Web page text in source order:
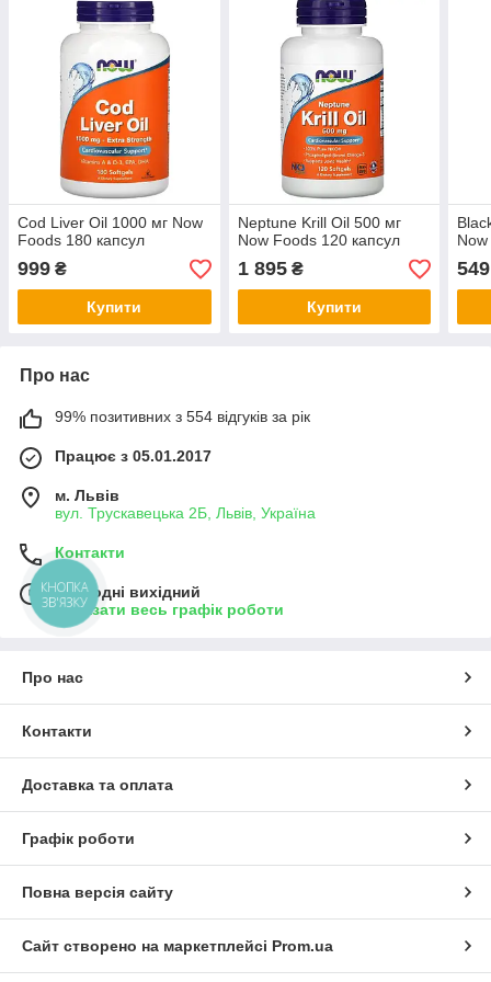
Cod Liver Oil 1000 мг Now
Foods 180 капсул
999 ₴
Купити
Neptune Krill Oil 500 мг
Now Foods 120 капсул
1 895₴
Купити
549
Про нас
99% позитивних з 554 відгуків за рік
Працює з 05.01.2017
м. Львів
вул. Трускавецька 2Б, Львів, Україна
Контакти
Сьогодні вихідний
Показати весь графік роботи
Про нас
Контакти
Доставка та оплата
Графік роботи
Повна версія сайту
Сайт створено на маркетплейсі Prom.ua
КНОПКА
ЗВ'ЯЗКУ